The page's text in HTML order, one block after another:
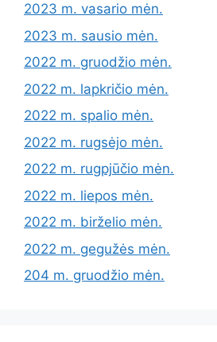
2023 m. vasario mėn.
2023 m. sausio mėn.
2022 m. gruodžio mėn.
2022 m. lapkričio mėn.
2022 m. spalio mėn.
2022 m. rugsėjo mėn.
2022 m. rugpjūčio mėn.
2022 m. liepos mėn.
2022 m. birželio mėn.
2022 m. gegužės mėn.
204 m. gruodžio mėn.